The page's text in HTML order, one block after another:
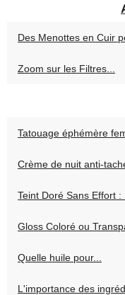
Des Menottes en Cuir
Zoom sur les Filtres...
Tatouage éphémère
Crème de nuit
Teint Doré Sans Effort :
Gloss Coloré ou
Quelle huile pour...
L'importance des